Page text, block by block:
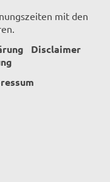
mit den
Disclaimer